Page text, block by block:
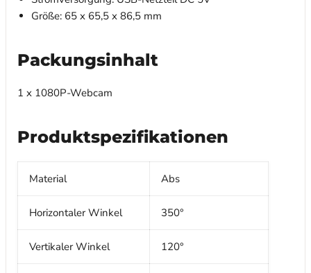
Größe: 65 x 65,5 x 86,5 mm
Packungsinhalt
1 x 1080P-Webcam
Produktspezifikationen
Material Abs
Horizontaler Winkel 350°
Vertikaler Winkel 120°